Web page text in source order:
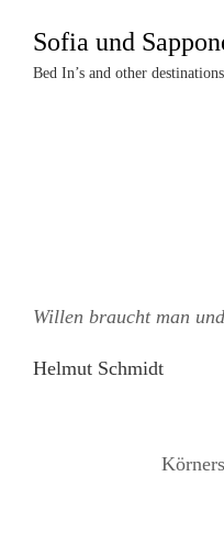
Inhalt
springen
Sofia und
Bed In’s and other destinations
Willen braucht man
Helmut Schmidt